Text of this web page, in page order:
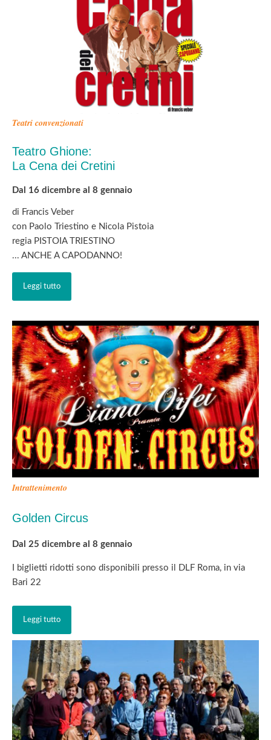
Teatri convenzionati
Teatro Ghione:
La Cena dei Cretini
Dal 16 dicembre al 8 gennaio
di Francis Veber
con Paolo Triestino e Nicola Pistoia
regia PISTOIA TRIESTINO
... ANCHE A CAPODANNO!
Leggi tutto
Intrattenimento
Golden Circus
Dal 25 dicembre al 8 gennaio
I biglietti ridotti sono disponibili presso il DLF Roma, in via
Bari 22
Leggi tutto